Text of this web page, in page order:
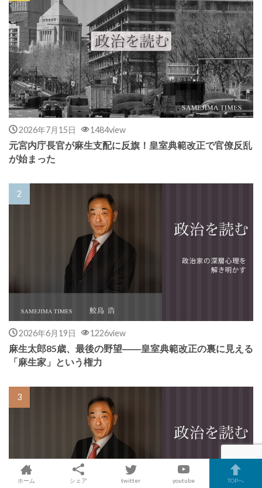
2026年7月15日 1484view
元宮内庁長官が麻生支配に反旗！皇室典範改正で官僚反乱
が始まった
2026年6月19日 1226view
麻生太郎85歳、最後の野望――皇室典範改正の裏に見える
「麻生家」という権力
ホーム シェア twitter youtube TOPへ